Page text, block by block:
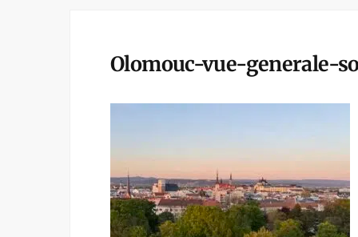
Olomouc-vue-generale-